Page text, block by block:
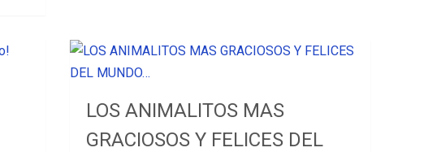
LOS ANIMALITOS MAS
GRACIOSOS Y FELICES DEL